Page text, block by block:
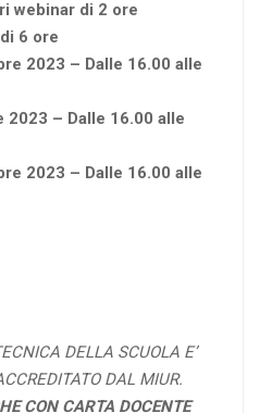
webinar di 2 ore
6 ore
2023 – Dalle 16.00 alle
2023 – Dalle 16.00 alle
2023 – Dalle 16.00 alle
DELLA SCUOLA E’
DAL MIUR.
CON CARTA DOCENTE